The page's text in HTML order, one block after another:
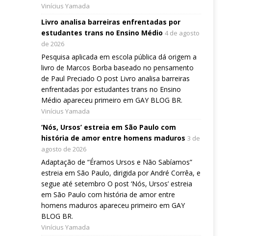
Vinícius Yamada
Livro analisa barreiras enfrentadas por
estudantes trans no Ensino Médio 4 de agosto
de 2026
Pesquisa aplicada em escola pública dá origem a
livro de Marcos Borba baseado no pensamento
de Paul Preciado O post Livro analisa barreiras
enfrentadas por estudantes trans no Ensino
Médio apareceu primeiro em GAY BLOG BR.
Vinícius Yamada
‘Nós, Ursos’ estreia em São Paulo com
história de amor entre homens maduros 3 de
agosto de 2026
Adaptação de “Éramos Ursos e Não Sabíamos”
estreia em São Paulo, dirigida por André Corrêa, e
segue até setembro O post ‘Nós, Ursos’ estreia
em São Paulo com história de amor entre
homens maduros apareceu primeiro em GAY
BLOG BR.
Vinícius Yamada